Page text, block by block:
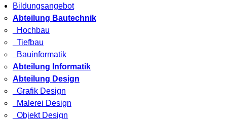
Bildungsangebot
Abteilung Bautechnik
Hochbau
Tiefbau
Bauinformatik
Abteilung Informatik
Abteilung Design
Grafik Design
Malerei Design
Objekt Design